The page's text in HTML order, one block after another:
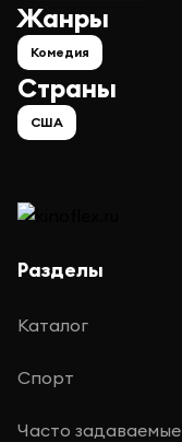
Страны
США
Жанры
Комедия
Разделы
Каталог
Спорт
Часто задаваемые